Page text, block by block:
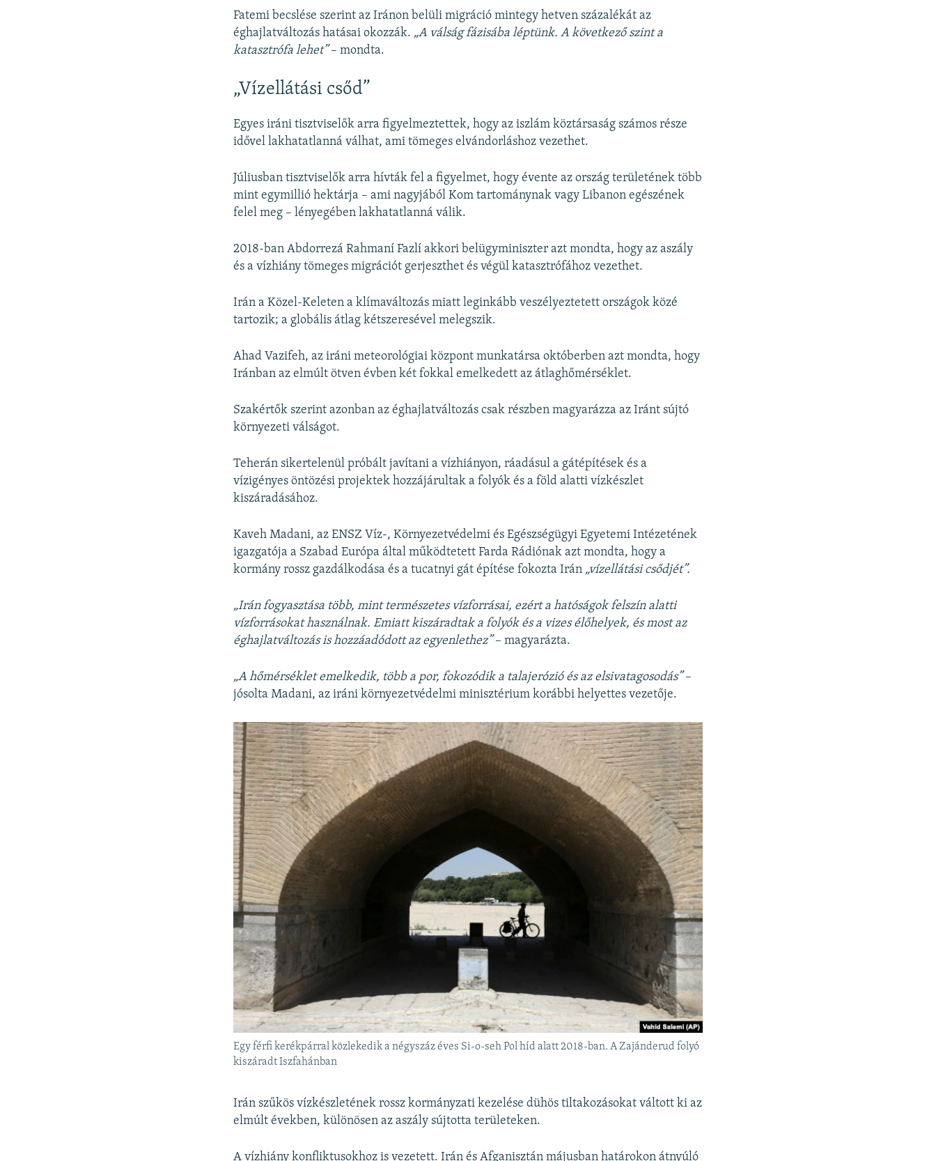
Fatemi becslése szerint az Iránon belüli migráció mintegy hetven százalékát az
éghajlatváltozás hatásai okozzák. „A válság fázisába léptünk. A következő szint a
katasztrófa lehet”– mondta.
„Vízellátási csőd”
Egyes iráni tisztviselők arra figyelmeztettek, hogy az iszlám köztársaság számos része
idővel lakhatatlanná válhat, ami tömeges elvándorláshoz vezethet.
Júliusban tisztviselők arra hívták fel a figyelmet, hogy évente az ország területének több
mint egymillió hektárja – ami nagyjából Kom tartománynak vagy Libanon egészének
felel meg – lényegében lakhatatlanná válik.
2018-ban Abdorrezá Rahmaní Fazlí akkori belügyminiszter azt mondta, hogy az aszály
és a vízhiány tömeges migrációt gerjeszthet és végül katasztrófához vezethet.
Irán a Közel-Keleten a klímaváltozás miatt leginkább veszélyeztetett országok közé
tartozik; a globális átlag kétszeresével melegszik.
Ahad Vazifeh, az iráni meteorológiai központ munkatársa októberben azt mondta, hogy
Iránban az elmúlt ötven évben két fokkal emelkedett az átlaghőmérséklet.
Szakértők szerint azonban az éghajlatváltozás csak részben magyarázza az Iránt sújtó
környezeti válságot.
Teherán sikertelenül próbált javítani a vízhiányon, ráadásul a gátépítések és a
vízigényes öntözési projektek hozzájárultak a folyók és a föld alatti vízkészlet
kiszáradásához.
Kaveh Madani, az ENSZ Víz-, Környezetvédelmi és Egészségügyi Egyetemi Intézetének
igazgatója a Szabad Európa által működtetett Farda Rádiónak azt mondta, hogy a
kormány rossz gazdálkodása és a tucatnyi gát építése fokozta Irán „vízellátási csődjét”.
„Irán fogyasztása több, mint természetes vízforrásai, ezért a hatóságok felszín alatti
vízforrásokat használnak. Emiatt kiszáradtak a folyók és a vizes élőhelyek, és most az
éghajlatváltozás is hozzáadódott az egyenlethez”– magyarázta.
„A hőmérséklet emelkedik, több a por, fokozódik a talajerózió és az elsivatagosodás”–
jósolta Madani, az iráni környezetvédelmi minisztérium korábbi helyettes vezetője.
Egy férfi kerékpárral közlekedik a négyszáz éves Si-o-seh Pol híd alatt 2018-ban. A Zajánderud folyó
kiszáradt Iszfahánban
Irán szűkös vízkészletének rossz kormányzati kezelése dühös tiltakozásokat váltott ki az
elmúlt években, különösen az aszály sújtotta területeken.
A vízhiány konfliktusokhoz is vezetett. Irán és Afganisztán májusban határokon átnyúló